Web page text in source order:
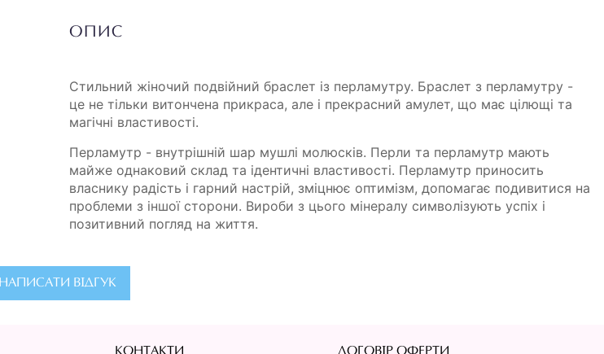
ОПИС
Стильний жіночий подвійний браслет із перламутру. Браслет з перламутру -
це не тільки витончена прикраса, але і прекрасний амулет, що має цілющі та
магічні властивості.
Перламутр - внутрішній шар мушлі молюсків. Перли та перламутр мають
майже однаковий склад та ідентичні властивості. Перламутр при­носить
власнику радість і гарний настрій, зміцнює оптимізм, допомагає подивитися на
проблеми з іншої сторони. Вироби з цього мінералу сим­волізують успіх і
позитивний погляд на життя.
НАПИСАТИ ВІДГУК
КОНТАКТИ ДОГОВІР ОФЕРТИ